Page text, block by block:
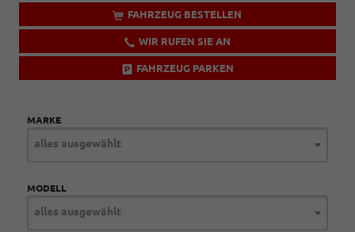
FAHRZEUG BESTELLEN
WIR RUFEN SIE AN
FAHRZEUG PARKEN
MARKE
alles ausgewählt
MODELL
alles ausgewählt